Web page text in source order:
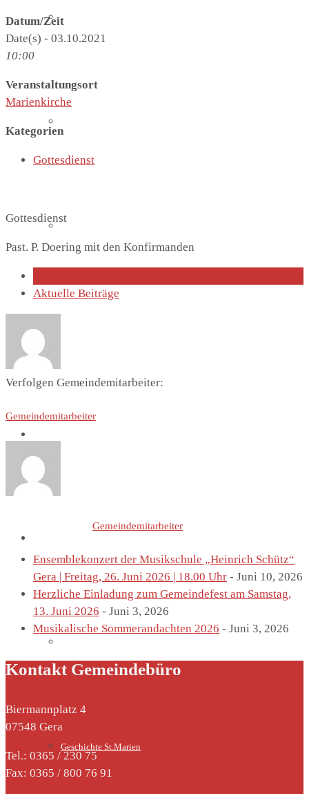
Gemeindeleben
Geschichte St.Marien
Datum/Zeit
Date(s) - 03.10.2021
10:00
Veranstaltungsort
Marienkirche
Kategorien
Gottesdienst
Gottesdienst
Past. P. Doering mit den Konfirmanden
Aktuelle Beiträge
Verfolgen Gemeindemitarbeiter:
Gemeindemitarbeiter
Gemeindemitarbeiter
Ensemblekonzert der Musikschule „Heinrich Schütz“
Gera | Freitag, 26. Juni 2026 | 18.00 Uhr - Juni 10, 2026
Herzliche Einladung zum Gemeindefest am Samstag,
13. Juni 2026 - Juni 3, 2026
Musikalische Sommerandachten 2026 - Juni 3, 2026
Kontakt Gemeindebüro
Biermannplatz 4
07548 Gera
Tel.: 0365 / 230 75
Fax: 0365 / 800 76 91